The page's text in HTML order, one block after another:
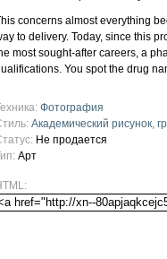
concerns almost everything
to delivery. Today, since this
most sought-after careers, a
You spot the drug
Фотография
Академический рисунок,
Не продается
Арт